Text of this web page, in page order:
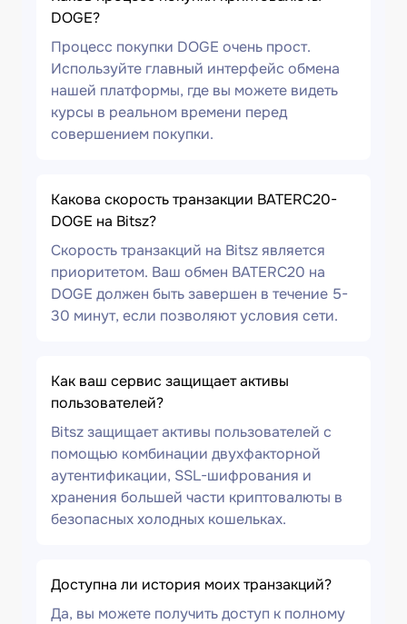
DOGE?
Процесс покупки DOGE очень прост.
Используйте главный интерфейс обмена
нашей платформы, где вы можете видеть
курсы в реальном времени перед
совершением покупки.
Какова скорость транзакции BATERC20-
DOGE на Bitsz?
Скорость транзакций на Bitsz является
приоритетом. Ваш обмен BATERC20 на
DOGE должен быть завершен в течение 5-
30 минут, если позволяют условия сети.
Как ваш сервис защищает активы
пользователей?
Bitsz защищает активы пользователей с
помощью комбинации двухфакторной
аутентификации, SSL-шифрования и
хранения большей части криптовалюты в
безопасных холодных кошельках.
Доступна ли история моих транзакций?
Да, вы можете получить доступ к полному